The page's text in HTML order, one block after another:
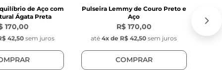
de Aço com
Ágata Preta
170,00
42,50 sem juros
Pulseira Lemmy de Couro Preto e
Aço
R$ 170,00
até 4x de R$ 42,50 sem juros
COMPRAR